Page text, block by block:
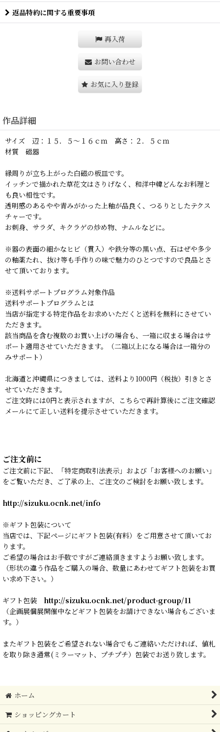
返品特約に関する重要事項
再入荷
お問い合わせ
お気に入り登録
作品詳細
サイズ 辺：１５．５〜１６ｃｍ 高さ：２．５ｃｍ
材質 磁器
縁周りが立ち上がった白磁の板皿です。
イッチンで描かれた草花文はさりげなく、和洋中韓どんなお料理と
も良い相性です。
透明感のあるやや青みがかった上釉が品良く、つるりとしたテクス
チャーです。
お刺身、サラダ、キクラゲの炒め物、ナムルなどに。
※器の表面の細かなヒビ（貫入）や鉄分等の黒い点、石はぜや多少
の釉薬たれ、抜け等も手作りの味で魅力のひとつですので良品とさ
せて頂いております。
※送料サポートプログラム対象作品
送料サポートプログラムとは
当店が指定する特定作品をお求めいただくと送料を無料にさせてい
ただきます。
該当商品を含む複数のお買い上げの場合も、一箱に収まる場合はサ
ポート適用させていただきます。（二箱以上になる場合は一箱分の
みサポート）
北海道と沖縄県につきましては、送料より1000円（税抜）引きとさ
せていただきます。
ご注文時には0円と表示されますが、こちらで再計算後にご注文確認
メールにて正しい送料を提示させていただきます。
ご注文前に
ご注文前に下記、「特定商取引法表示」および「お客様へのお願い」
をご覧いただき、ご了承の上、ご注文のご検討をお願い致します。
http://sizuku.ocnk.net/info
※ギフト包装について
当店では、下記ページにギフト包装(有料）をご用意させて頂いてお
ります。
ご希望の場合はお手数ですがご連絡頂きますようお願い致します。
（形状の違う作品をご購入の場合、数量にあわせてギフト包装をお買
い求め下さい。）
ギフト包装 http://sizuku.ocnk.net/product-group/11
（企画展個展開催中などギフト包装をお請けできない場合もございま
す。）
またギフト包装をご希望されない場合でもご連絡いただければ、値札
を取り除き通常(ミラーマット、プチプチ）包装でお送り致します。
ホーム
ショッピングカート